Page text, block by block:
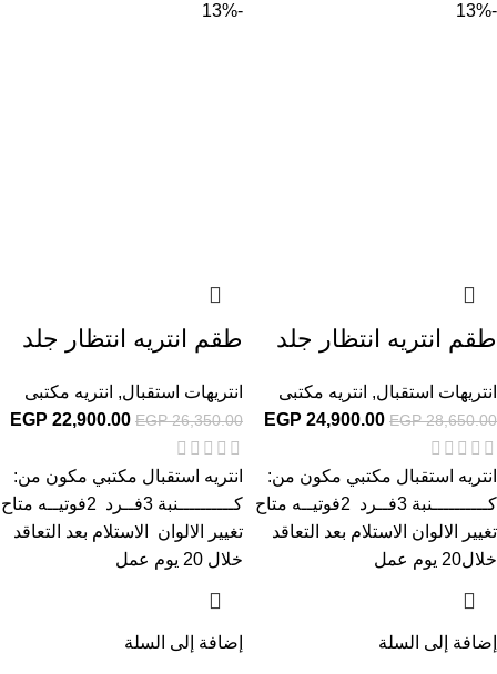
-13%
طقم انتريه انتظار جلد
انتريهات استقبال, انتريه مكتبى
EGP28,650.00
EGP 24,900.00
انتريه استقبال مكتبي مكون من:
كــــــــــنبة 3فــرد 2فوتيــه متاح
تغيير الالوان الاستلام بعد التعاقد
خلال20 يوم عمل
إضافة إلى السلة
-13%
طقم انتريه انتظار جلد
انتريهات استقبال, انتريه مكتبى
EGP26,350.00
EGP 22,900.00
انتريه استقبال مكتبي مكون من:
كــــــــــنبة 3فــرد 2فوتيــه متاح
تغيير الالوان الاستلام بعد التعاقد
خلال 20 يوم عمل
إضافة إلى السلة